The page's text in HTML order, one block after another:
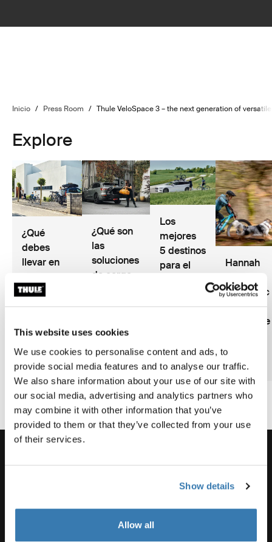
This website uses cookies
We use cookies to personalise content and ads, to
provide social media features and to analyse our traffic.
We also share information about your use of our site with
our social media, advertising and analytics partners who
may combine it with other information that you’ve
provided to them or that they’ve collected from your use
of their services.
Show details
Allow all
Inicio / Press Room / Thule VeloSpace 3 – the next generation of
Explore
¿Qué
debes
llevar en
vacaciones
familiares
bicicleta?
2 min. de
lectura
¿Qué son
las
soluciones
de carga
parte
automóvil?
Los
mejores
5 destinos
para el
ciclismo
2 min. de
lectura
Hannah
most epic
bike
adventure
3 min
Respaldo sobre el producto